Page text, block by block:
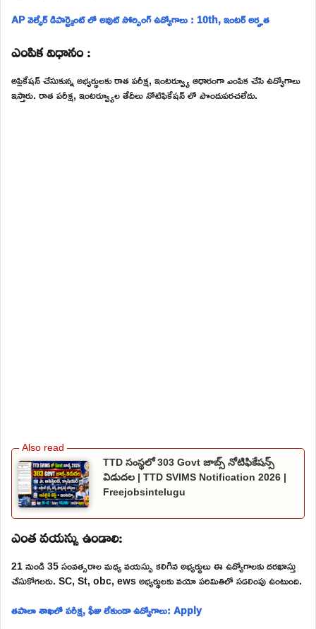
AP వెల్ఫేర్ డిపార్ట్మెంట్ లో అవుట్ సోర్సింగ్ ఉద్యోగాలు : 10th, ఇంటర్ అర్హత
ఎంపిక విధానం :
అప్లికేషన్ చేసుకున్న అభ్యర్థులకు రాత పరీక్ష, ఇంటర్వ్యూ ఆధారంగా ఎంపిక చేసి ఉద్యోగాలు
ఇస్తారు. రాత పరీక్ష, ఇంటర్వ్యూల తేదీలు నోటిఫికేషన్ లో పొందుపరచలేదు.
TTD సంస్థలో 303 Govt జాబ్స్ నోటిఫికేషన్స్
విడుదల | TTD SVIMS Notification 2026 |
Freejobsintelugu
ఎంత వయస్సు ఉండాలి:
21 నుండి 35 సంవత్సరాల మధ్య వయస్సు కలిగిన అభ్యర్థులు ఈ ఉద్యోగాలకు దరఖాస్తు
చేసుకోగలరు. SC, St, obc, ews అభ్యర్థులకు వయో పరిమితిలో సడలింపు ఉంటుంది.
తపాలా శాఖలో పరీక్ష, ఫీజు లేకుండా ఉద్యోగాలు: Apply